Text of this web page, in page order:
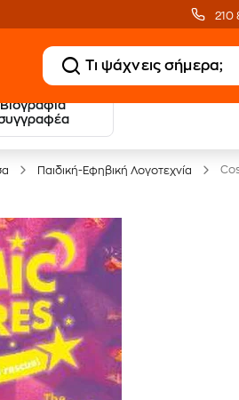
210
Βιογραφία
20 € Public επιστροφή
με Snappi
Παιδική-Εφηβική Λογοτεχνία